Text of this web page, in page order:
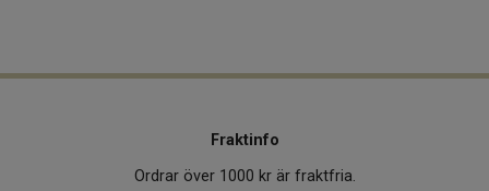
Fraktinfo
Ordrar över 1000 kr är fraktfria.